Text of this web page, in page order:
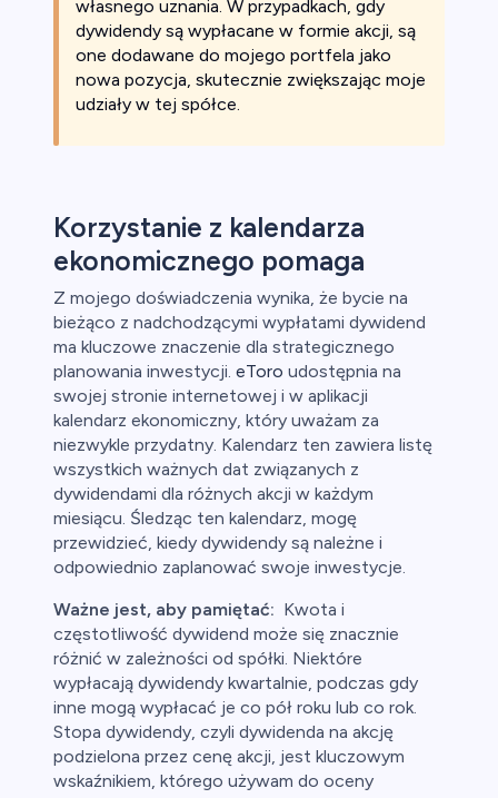
własnego uznania. W przypadkach, gdy
dywidendy są wypłacane w formie akcji, są
one dodawane do mojego portfela jako
nowa pozycja, skutecznie zwiększając moje
udziały w tej spółce.
Korzystanie z kalendarza
ekonomicznego pomaga
Z mojego doświadczenia wynika, że bycie na
bieżąco z nadchodzącymi wypłatami dywidend
ma kluczowe znaczenie dla strategicznego
planowania inwestycji. eToro udostępnia na
swojej stronie internetowej i w aplikacji
kalendarz ekonomiczny, który uważam za
niezwykle przydatny. Kalendarz ten zawiera listę
wszystkich ważnych dat związanych z
dywidendami dla różnych akcji w każdym
miesiącu. Śledząc ten kalendarz, mogę
przewidzieć, kiedy dywidendy są należne i
odpowiednio zaplanować swoje inwestycje.
Ważne jest, aby pamiętać: Kwota i
częstotliwość dywidend może się znacznie
różnić w zależności od spółki. Niektóre
wypłacają dywidendy kwartalnie, podczas gdy
inne mogą wypłacać je co pół roku lub co rok.
Stopa dywidendy, czyli dywidenda na akcję
podzielona przez cenę akcji, jest kluczowym
wskaźnikiem, którego używam do oceny